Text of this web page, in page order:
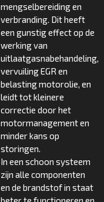
mengselbereiding en
verbranding. Dit heeft
een gunstig effect op de
werking van
uitlaatgasnabehandeling,
vervuiling EGR en
belasting motorolie, en
leidt tot kleinere
correctie door het
motormanagement en
minder kans op
storingen.
In een schoon systeem
zijn alle componenten
en de brandstof in staat